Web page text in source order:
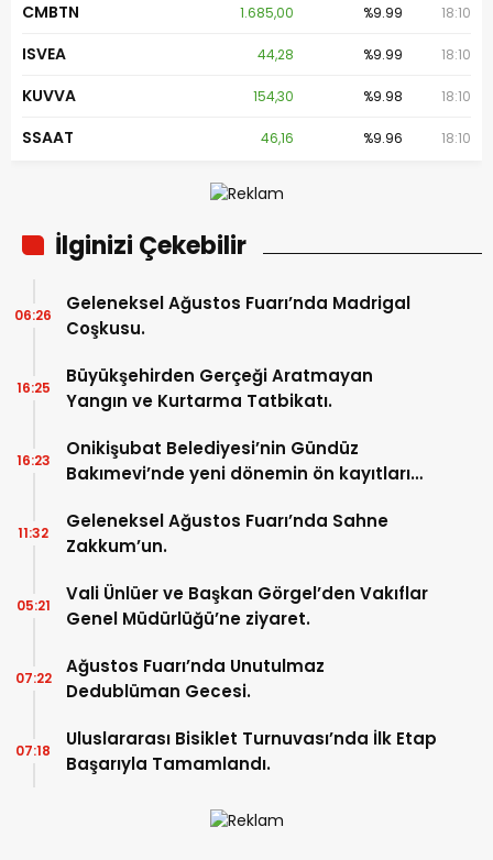
CMBTN 1.685,00 %9.99 18:10
ISVEA 44,28 %9.99 18:10
KUVVA 154,30 %9.98 18:10
SSAAT 46,16 %9.96 18:10
İlginizi Çekebilir
Geleneksel Ağustos Fuarı’nda Madrigal
Coşkusu.
06:26
Büyükşehirden Gerçeği Aratmayan
Yangın ve Kurtarma Tatbikatı.
16:25
Onikişubat Belediyesi’nin Gündüz
Bakımevi’nde yeni dönemin ön kayıtları
16:23
Geleneksel Ağustos Fuarı’nda Sahne
Zakkum’un.
11:32
Vali Ünlüer ve Başkan Görgel’den Vakıflar
Genel Müdürlüğü’ne ziyaret.
05:21
Ağustos Fuarı’nda Unutulmaz
Dedublüman Gecesi.
07:22
Uluslararası Bisiklet Turnuvası’nda İlk Etap
Başarıyla Tamamlandı.
07:18